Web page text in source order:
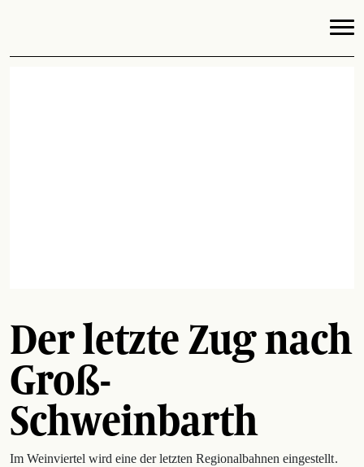
Der letzte Zug nach
Groß-
Schweinbarth
Im Weinviertel wird eine der letzten Regionalbahnen eingestellt .